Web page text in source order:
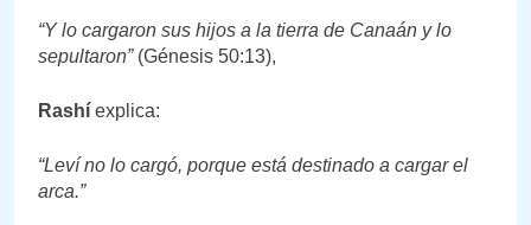
“Y lo cargaron sus hijos a la tierra de Canaán y lo
sepultaron”(Génesis 50:13),
Rashí explica:
“Leví no lo cargó, porque está destinado a cargar el
arca.”